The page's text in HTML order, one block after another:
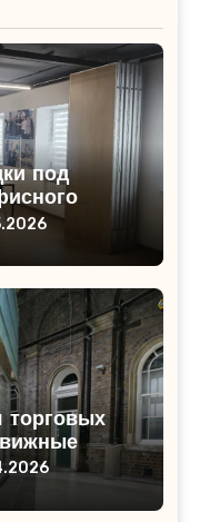
под
торговых